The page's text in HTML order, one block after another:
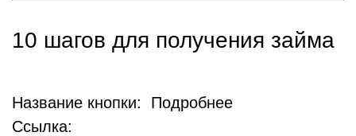
10 шагов для получения займа
Название кнопки: Подробнее
Ссылка: